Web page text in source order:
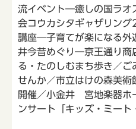
流イベント―癒しの国ラオ
会コウカシタギャザリン
講座―子育てが楽になる外
井今昔めぐり―京王通り商
る・たのしむまち歩き／ご
せんか／市立はけの森美術
開催／小金井 宮地楽器ホ
ンサート「キッズ・ミー